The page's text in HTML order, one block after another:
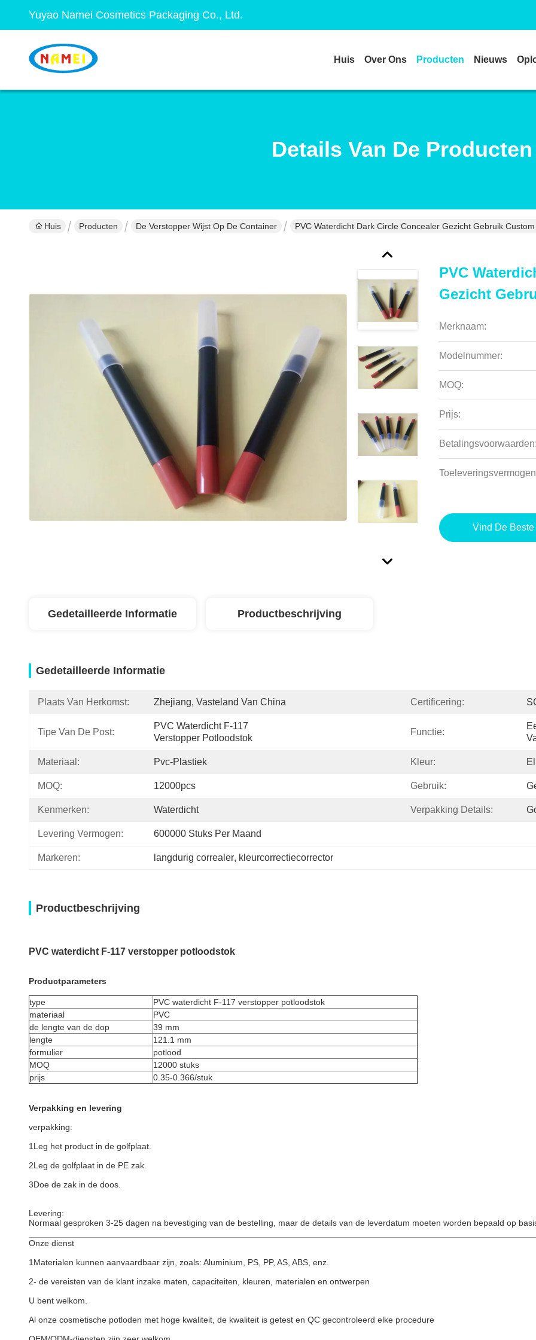
Yuyao Namei Cosmetics Packaging Co., Ltd.
Huis Over Ons Producten Nieuws
Details Van De Producten
Huis Producten De Verstopper Wijst Op De Container PVC Waterdicht Dark Circle Concealer Gezicht Gebruik
PVC
Gezicht
Merknaam:
Modelnummer:
MOQ:
Prijs:
Vind De
Gedetailleerde Informatie Productbeschrijving
Gedetailleerde Informatie
Plaats Van Herkomst: Zhejiang, Vasteland Van China Certificering:
Tipe Van De Post:
PVC Waterdicht F-117
Verstopper Potloodstok
Functie:
Materiaal: Pvc-Plastiek Kleur:
MOQ: 12000pcs Gebruik:
Kenmerken: Waterdicht Verpakking Details:
Levering Vermogen: 600000 Stuks Per Maand
Markeren: langdurig correaler, kleurcorrectiecorrector
Productbeschrijving
PVC waterdicht F-117 verstopper potloodstok
Productparameters
type
PVC waterdicht F-117 verstopper potloodstok
materiaal
PVC
de lengte van de dop
39 mm
lengte
121.1 mm
formulier
potlood
MOQ
12000 stuks
prijs
0.35-0.366/stuk
Verpakking en levering
verpakking:
1Leg het product in de golfplaat.
2Leg de golfplaat in de PE zak.
3Doe de zak in de doos.
Levering:
Normaal gesproken 3-25 dagen na bevestiging van de bestelling, maar de details van de leverdatum moeten worden bepaald op
Onze dienst
1Materialen kunnen aanvaardbaar zijn, zoals: Aluminium, PS, PP, AS, ABS, enz.
2- de vereisten van de klant inzake maten, capaciteiten, kleuren, materialen en ontwerpen
U bent welkom.
Al onze cosmetische potloden met hoge kwaliteit, de kwaliteit is getest en QC gecontroleerd elke procedure